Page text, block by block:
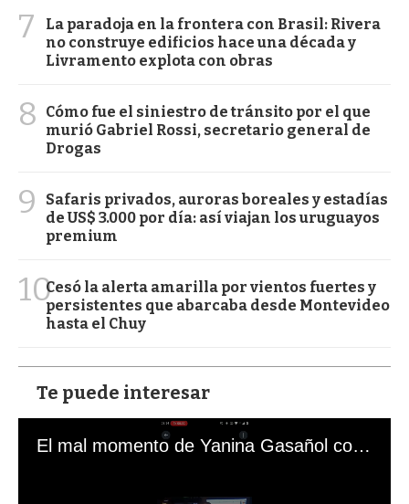
7
La paradoja en la frontera con Brasil: Rivera
no construye edificios hace una década y
Livramento explota con obras
8
Cómo fue el siniestro de tránsito por el que
murió Gabriel Rossi, secretario general de
Drogas
9
Safaris privados, auroras boreales y estadías
de US$ 3.000 por día: así viajan los uruguayos
premium
10Cesó la alerta amarilla por vientos fuertes y
persistentes que abarcaba desde Montevideo
hasta el Chuy
Te puede interesar
El mal momento de Yanina Gasañol con un hincha argentino en "Subrayado"